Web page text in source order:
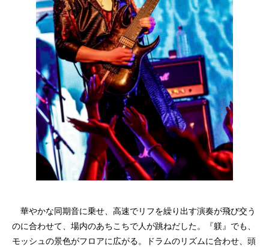
華やかな同期音に乗せ、高速でリフを繰り出す演奏が飛び交う
のに合わせて、場内のあちこちで人が跳ねだした。『躾』でも、
モッシュの景色がフロアに広がる。ドラムのリズムに合わせ、頭